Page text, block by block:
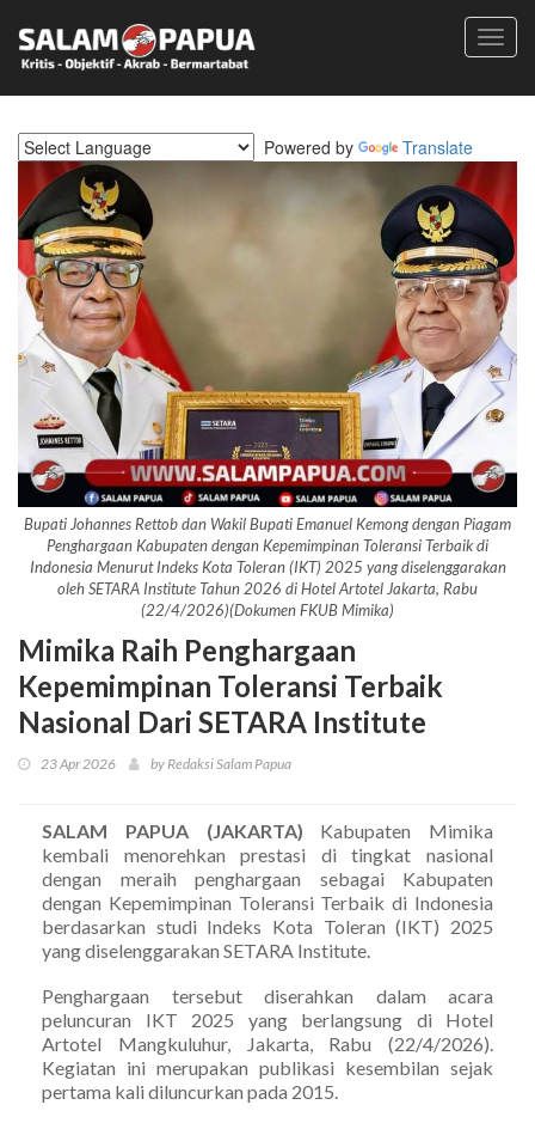
Powered by Translate
Bupati Johannes Rettob dan Wakil Bupati Emanuel Kemong dengan Piagam
Penghargaan Kabupaten dengan Kepemimpinan Toleransi Terbaik di
Indonesia Menurut Indeks Kota Toleran (IKT) 2025 yang diselenggarakan
oleh SETARA Institute Tahun 2026 di Hotel Artotel Jakarta, Rabu
(22/4/2026)(Dokumen FKUB Mimika)
Mimika Raih Penghargaan
Kepemimpinan Toleransi Terbaik
Nasional Dari SETARA Institute
23 Apr 2026 by Redaksi Salam Papua
SALAM PAPUA (JAKARTA) Kabupaten Mimika
kembali menorehkan prestasi di tingkat nasional
dengan meraih penghargaan sebagai Kabupaten
dengan Kepemimpinan Toleransi Terbaik di Indonesia
berdasarkan studi Indeks Kota Toleran (IKT) 2025
yang diselenggarakan SETARA Institute.
Penghargaan tersebut diserahkan dalam acara
peluncuran IKT 2025 yang berlangsung di Hotel
Artotel Mangkuluhur, Jakarta, Rabu (22/4/2026).
Kegiatan ini merupakan publikasi kesembilan sejak
pertama kali diluncurkan pada 2015.